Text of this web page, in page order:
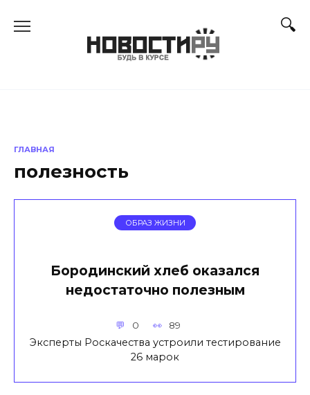
ГЛАВНАЯ
полезность
ОБРАЗ ЖИЗНИ
Бородинский хлеб оказался
недостаточно полезным
0 89
Эксперты Роскачества устроили тестирование
26 марок